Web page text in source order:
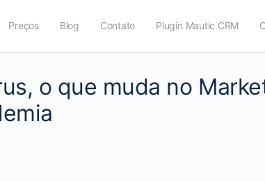
Preços Blog Contato Plugin Mautic CRM
o que muda no